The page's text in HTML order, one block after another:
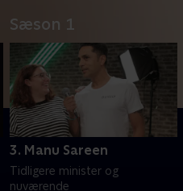
Sæson 1
3. Manu Sareen
Tidligere minister og
nuværende